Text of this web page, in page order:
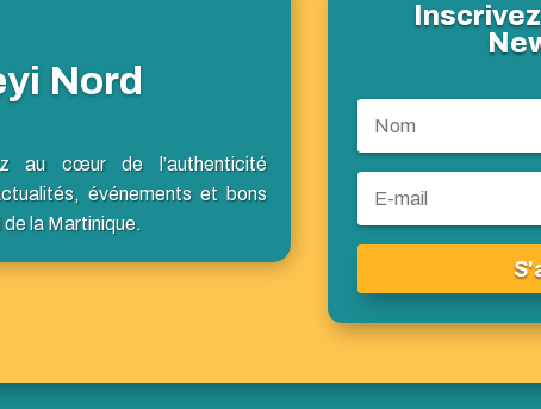
Nord
au cœur de l’authenticité
événements et bons
de la Martinique.